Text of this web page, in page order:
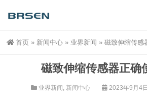
首页 » 新闻中心 » 业界新闻 » 磁致伸缩传感
磁致伸缩传感器正确
业界新闻 , 新闻中心 2023年9月4